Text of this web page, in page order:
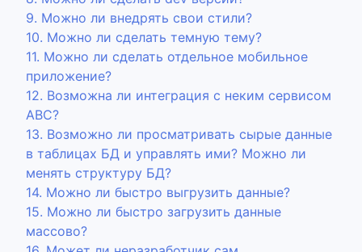
9. Можно ли внедрять свои стили?
10. Можно ли сделать темную тему?
11. Можно ли сделать отдельное мобильное
приложение?
12. Возможна ли интеграция с неким сервисом
ABC?
13. Возможно ли просматривать сырые данные
в таблицах БД и управлять ими? Можно ли
менять структуру БД?
14. Можно ли быстро выгрузить данные?
15. Можно ли быстро загрузить данные
массово?